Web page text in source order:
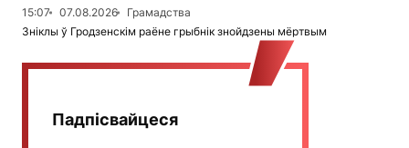
15:07
07.08.2026
Грамадства
Зніклы ў Гродзенскім раёне грыбнік знойдзены мёртвым
Падпісвайцеся